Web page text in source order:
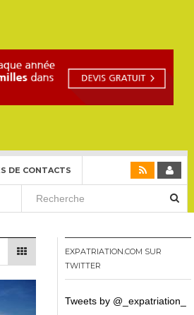
DE CONTACTS
EXPATRIATION.COM SUR
TWITTER
Tweets by @_expatriation_